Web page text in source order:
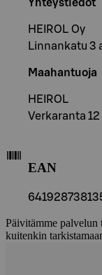
Yhteystiedot
HEIROL Oy
Linnankatu 3
Maahantuoja
HEIROL
Verkaranta
EAN
Päivitämme palvelun
kuitenkin